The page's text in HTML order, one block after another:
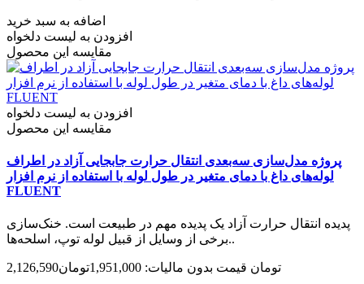
اضافه به سبد خرید
افزودن به لیست دلخواه
مقایسه این محصول
افزودن به لیست دلخواه
مقایسه این محصول
پروژه مدل‌سازی سه‌بعدی انتقال حرارت جابجایی آزاد در اطراف
لوله‌های داغ با دمای متغیر در طول لوله با استفاده از نرم افزار
FLUENT
پدیده انتقال حرارت آزاد یک پدیده مهم در طبیعت است. خنک‌سازی
برخی از وسایل از قبیل لوله توپ، اسلحه‌ها..
2,126,590تومان قیمت بدون مالیات: 1,951,000تومان